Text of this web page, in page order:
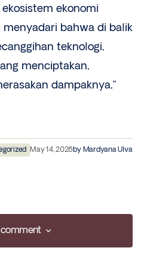
ekonomi
bahwa di balik
teknologi,
menciptakan,
dampaknya,”
May 14, 2026by Mardyana Ulva